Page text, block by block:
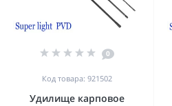
0
Код товара: 921502
Удилище карповое